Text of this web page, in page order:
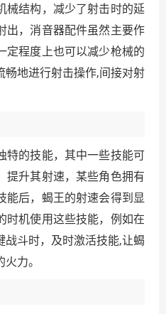
械结构，减少了射击时的延
出，消音器配件虽然主要作
定程度上也可以减少枪械的
畅地进行射击操作,间接对射
特的技能，其中一些技能可
提升其射速，某些角色拥有
能后，蝎王的射速会得到显
时机使用这些技能，例如在
斗时，及时激活技能,让蝎
力。